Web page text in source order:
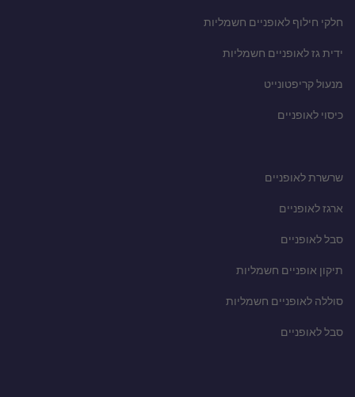
חלקי חילוף לאופניים חשמליות
ידית גז לאופניים חשמליות
מנעול קריפטונייט
כיסוי לאופניים
שרשרת לאופניים
ארגז לאופניים
סבל לאופניים
תיקון אופניים חשמליות
סוללה לאופניים חשמליות
סבל לאופניים